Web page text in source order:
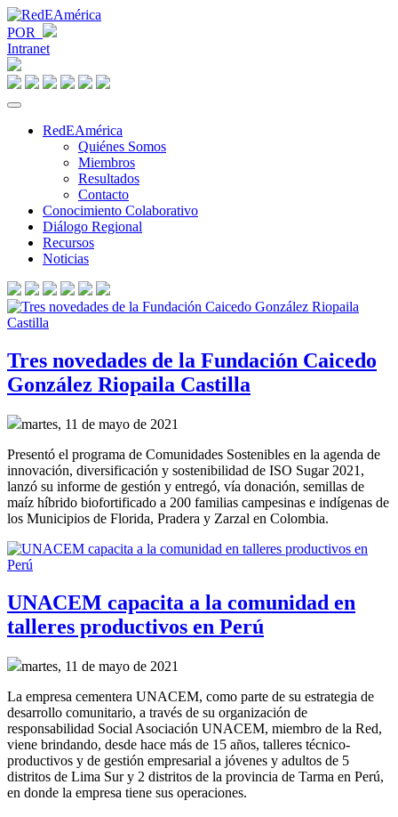
POR
Intranet
RedEAmérica
Quiénes Somos
Miembros
Resultados
Contacto
Conocimiento Colaborativo
Diálogo Regional
Recursos
Noticias
Tres novedades de la Fundación Caicedo
González Riopaila Castilla
martes, 11 de mayo de 2021
Presentó el programa de Comunidades Sostenibles en la agenda de
innovación, diversificación y sostenibilidad de ISO Sugar 2021,
lanzó su informe de gestión y entregó, vía donación, semillas de
maíz híbrido biofortificado a 200 familias campesinas e indígenas de
los Municipios de Florida, Pradera y Zarzal en Colombia.
UNACEM capacita a la comunidad en
talleres productivos en Perú
martes, 11 de mayo de 2021
La empresa cementera UNACEM, como parte de su estrategia de
desarrollo comunitario, a través de su organización de
responsabilidad Social Asociación UNACEM, miembro de la Red,
viene brindando, desde hace más de 15 años, talleres técnico-
productivos y de gestión empresarial a jóvenes y adultos de 5
distritos de Lima Sur y 2 distritos de la provincia de Tarma en Perú,
en donde la empresa tiene sus operaciones.